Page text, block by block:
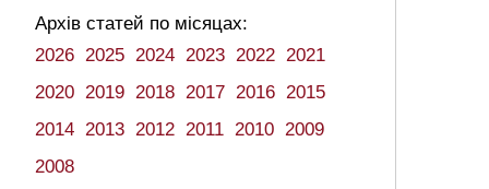
Архів статей по місяцах:
2026 2025 2024 2023 2022 2021
2020 2019 2018 2017 2016 2015
2014 2013 2012 2011 2010 2009
2008